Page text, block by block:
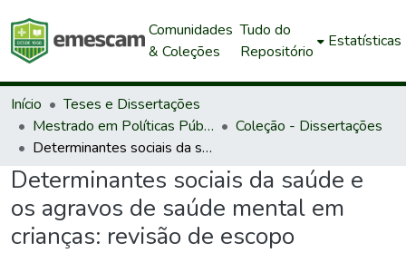
Comunidades
& Coleções
Tudo do
Repositório
Estatísticas
Início
Teses e Dissertações
Mestrado em Políticas Públicas e Desenvolvimento Local
Coleção - Dissertações
Determinantes sociais da saúde e os agravos de saúde mental em crianças: revisão de escopo
Determinantes sociais da saúde e
os agravos de saúde mental em
crianças: revisão de escopo